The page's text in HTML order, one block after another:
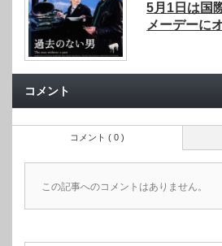
5月1日は国
メーデーに
コメント
コメント ( 0 )
この記事へのコメントはありません。